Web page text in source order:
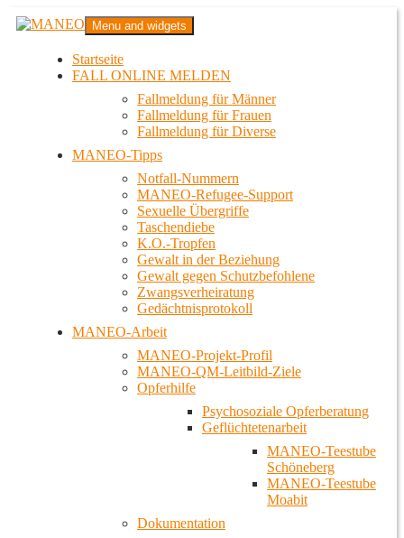
Zum
InhaltMANEO
Das schwule Anti-Gewalt-Projekt in Berlin
Menu and widgets
Startseite
FALL ONLINE MELDEN
Fallmeldung für Männer
Fallmeldung für Frauen
Fallmeldung für Diverse
MANEO-Tipps
Notfall-Nummern
MANEO-Refugee-Support
Sexuelle Übergriffe
Taschendiebe
K.O.-Tropfen
Gewalt in der Beziehung
Gewalt gegen Schutzbefohlene
Zwangsverheiratung
Gedächtnisprotokoll
MANEO-Arbeit
MANEO-Projekt-Profil
MANEO-QM-Leitbild-Ziele
Opferhilfe
Psychosoziale Opferberatung
Geflüchtetenarbeit
MANEO-Teestube
Schöneberg
MANEO-Teestube
Moabit
Dokumentation